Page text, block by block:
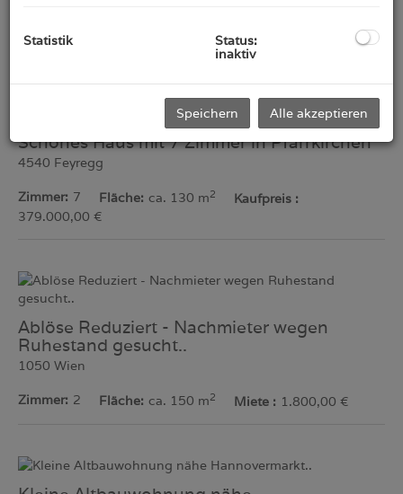
Schönes Haus mit 7 Zimmer in Pfarrkirchen
4540 Feyregg
Zimmer 7 Fläche ca. 130 m2
Kaufpreis
379.000,00 €
Ablöse Reduziert - Nachmieter wegen
Ruhestand gesucht..
1050 Wien
Zimmer 2 Fläche ca. 150 m2 Miete 1.800,00 €
Statistik
Status:
inaktiv
Speichern Alle akzeptieren